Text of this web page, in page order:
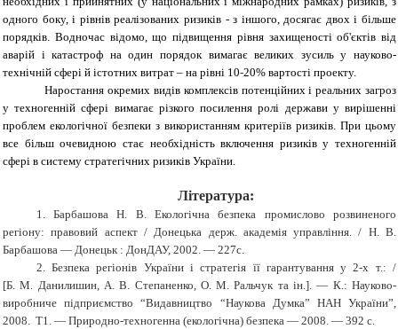
одного боку, і рівнів реалізованих ризиків -з іншого, досягає двох і більше
порядків. Водночас відомо, що підвищення рівня захищеності об'єктів від
аварій і катастроф на один порядок вимагає великих зусиль у науково-
технічній сфері й істотних витрат – на рівні 10-20% вартості проекту.
Наростання окремих видів комплексів потенційних і реальних загроз
у техногенній сфері вимагає різкого посилення ролі держави у вирішенні
проблем екологічної безпеки з використанням критеріїв ризиків. При цьому
все більш очевидною стає необхідність включення ризиків у техногенній
сфері в систему стратегічних ризиків України.
Література:
1. Барбашова Н. В. Екологічна безпека промислово розвиненого
регіону: правовий аспект / Донецька держ. академія управління. / Н. В.
Барбашова — Донецьк : ДонДАУ, 2002. — 227с.
2. Безпека регіонів України і стратегія її гарантування у 2-х т.: /
[Б. М. Данилишин, А. В. Степаненко, О. М. Ральчук та ін.]. — К.: Науково-
виробниче підприємство “Видавництво “Наукова Думка” НАН України”,
2008. Т1. — Природно-техногенна (екологічна) безпека — 2008. — 392 с.